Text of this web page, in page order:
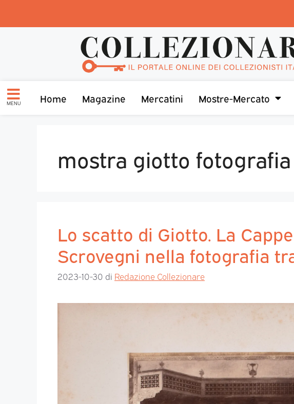
MENU Home Magazine Mercatini Mostre-Mercato
mostra giotto fotografia
Lo scatto di Giotto. La
Scrovegni nella fotografia
2023-10-30 di Redazione Collezionare